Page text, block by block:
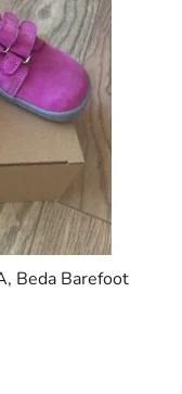
Beda Barefoot